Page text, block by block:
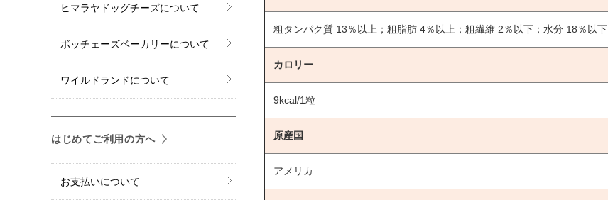
粗タンパク質 13％以上；粗脂肪 4％以上；粗繊維 2％以下；水分 18％以下
カロリー
9kcal/1粒
原産国
アメリカ
ヒマラヤドッグチーズについて
ボッチェーズベーカリーについて
ワイルドランドについて
はじめてご利用の方へ
お支払いについて